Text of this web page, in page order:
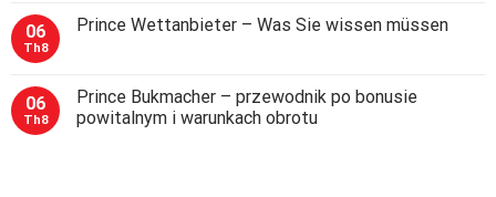
06
Th8
Prince Wettanbieter – Was Sie wissen müssen
06
Th8
Prince Bukmacher – przewodnik po bonusie
powitalnym i warunkach obrotu